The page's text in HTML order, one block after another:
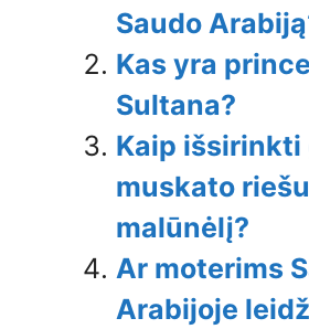
Saudo
Kas yra
Sultana?
Kaip išsirinkti
muskato
malūnėlį?
Ar moterims
Arabijoje